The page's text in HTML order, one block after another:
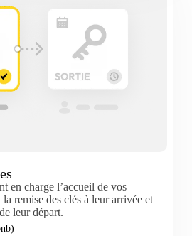
en charge l’accueil de vos
remise des clés à leur arrivée et
leur départ.